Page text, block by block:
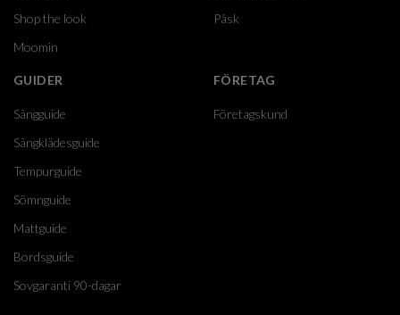
Shop the look
Moomin
Påsk
GUIDER
Sängguide
Sängklädesguide
Tempurguide
Sömnguide
Mattguide
Bordsguide
Sovgaranti 90-dagar
FÖRETAG
Företagskund